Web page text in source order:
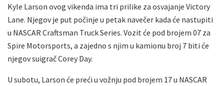
Kyle Larson ovog vikenda ima tri prilike za osvajanje Victory
Lane. Njegov je put počinje u petak navečer kada će nastupiti
u NASCAR Craftsman Truck Series. Vozit će pod brojem 07 za
Spire Motorsports, a zajedno s njim u kamionu broj 7 biti će
njegov suigrač Corey Day.
U subotu, Larson će preći u vožnju pod brojem 17 u NASCAR